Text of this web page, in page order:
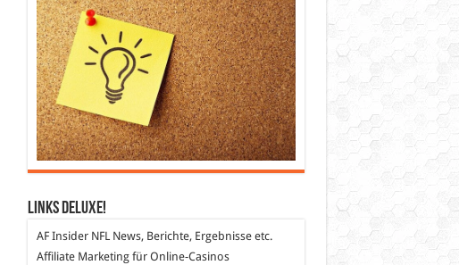
Links DeLuXe!
AF InsiderNFL News, Berichte, Ergebnisse etc.
Affiliate Marketingfür Online-Casinos